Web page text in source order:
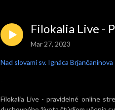
Filokalia Live -
Mar 27, 2023
Nad slovami sv. Ignáca Brjančaninova
-
Filokalia Live - pravidelné online